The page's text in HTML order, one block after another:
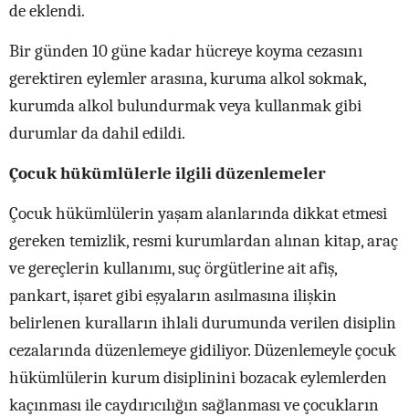
de eklendi.
Bir günden 10 güne kadar hücreye koyma cezasını
gerektiren eylemler arasına, kuruma alkol sokmak,
kurumda alkol bulundurmak veya kullanmak gibi
durumlar da dahil edildi.
Çocuk hükümlülerle ilgili düzenlemeler
Çocuk hükümlülerin yaşam alanlarında dikkat etmesi
gereken temizlik, resmi kurumlardan alınan kitap, araç
ve gereçlerin kullanımı, suç örgütlerine ait afiş,
pankart, işaret gibi eşyaların asılmasına ilişkin
belirlenen kuralların ihlali durumunda verilen disiplin
cezalarında düzenlemeye gidiliyor. Düzenlemeyle çocuk
hükümlülerin kurum disiplinini bozacak eylemlerden
kaçınması ile caydırıcılığın sağlanması ve çocukların